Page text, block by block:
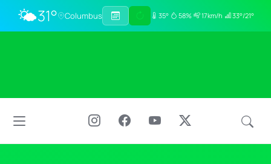
🌤️31° Columbus 35° 58% 17km/h 33°/21°